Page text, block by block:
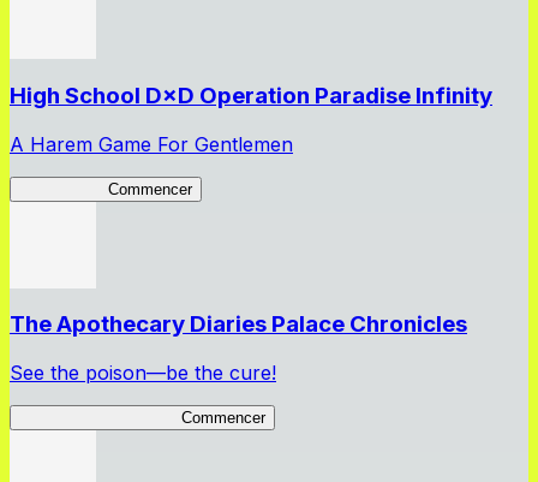
High School D×D Operation Paradise Infinity
A Harem Game For Gentlemen
Commencer
The Apothecary Diaries Palace Chronicles
See the poison—be the cure!
Commencer